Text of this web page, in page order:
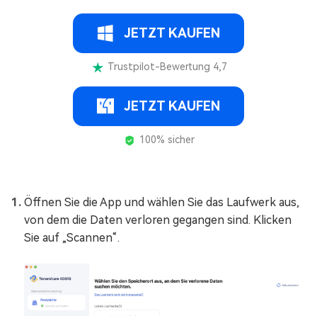
JETZT KAUFEN
Trustpilot-Bewertung 4,7
JETZT KAUFEN
100% sicher
Öffnen Sie die App und wählen Sie das Laufwerk aus,
von dem die Daten verloren gegangen sind. Klicken
Sie auf „Scannen“.